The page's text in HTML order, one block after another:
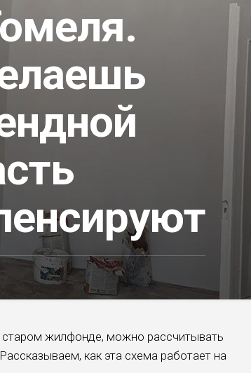
старом жилфонде, можно рассчитывать
как эта схема работает на